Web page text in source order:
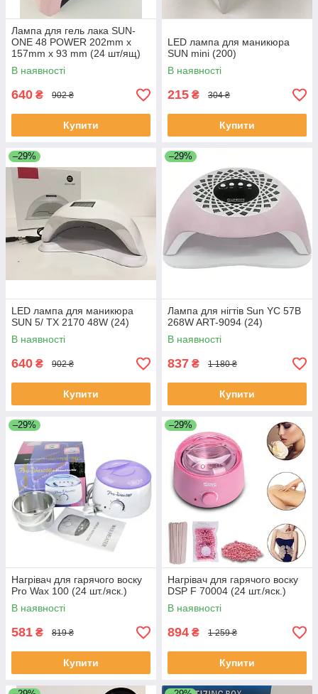
Лампа для гель лака SUN-
ONE 48 POWER 202mm x
157mm x 93 mm (24 шт/ящ)
В наявності
640 ₴ 902 ₴
Купити
LED лампа для маникюра
SUN mini (200)
В наявності
215 ₴ 304 ₴
Купити
–29%
LED лампа для маникюра
SUN 5/ TX 2170 48W (24)
В наявності
640 ₴ 902 ₴
Купити
–29%
Лампа для нігтів Sun YC 57B
268W ART-9094 (24)
В наявності
837 ₴ 1 180 ₴
Купити
–29%
Нагрівач для гарячого воску
Pro Wax 100 (24 шт./яск.)
В наявності
581 ₴ 819 ₴
Купити
–29%
Нагрівач для гарячого воску
DSP F 70004 (24 шт./яск.)
В наявності
894 ₴ 1 259 ₴
Купити